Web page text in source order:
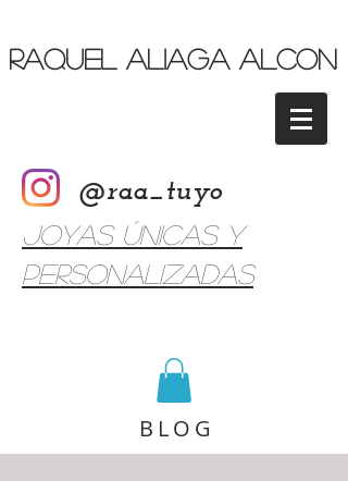
Raquel Aliaga Alcon
@raa_tuyo
Joyas únicas y
personalizadas
BLOG